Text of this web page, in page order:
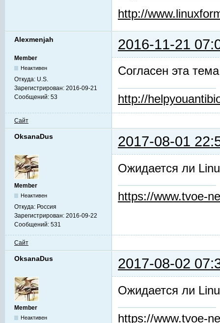
http://
Alexmenjah 2016-11-21
Member
Неактивен
Откуда: U.S.
Зарегистрирован: 2016-09-21
Сообщений: 53
Согласен эта
http://
Сайт
OksanaDus 2017-08-01
Member
Неактивен
Откуда: Россия
Зарегистрирован: 2016-09-22
Сообщений: 531
Ожидается ли
https://www.tvoe-
Сайт
OksanaDus 2017-08-02
Member
Неактивен
Ожидается ли
https://www.tvoe-